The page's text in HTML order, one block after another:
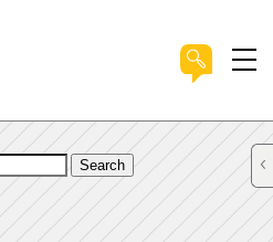
Search